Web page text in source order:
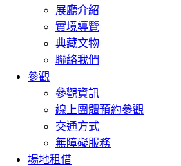
展廳介紹
實境導覽
典藏文物
聯絡我們
參觀
參觀資訊
線上團體預約參觀
交通方式
無障礙服務
場地租借